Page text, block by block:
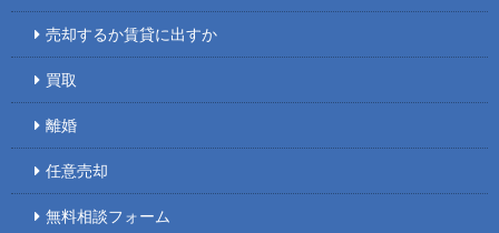
売却するか賃貸に出すか
買取
離婚
任意売却
無料相談フォーム